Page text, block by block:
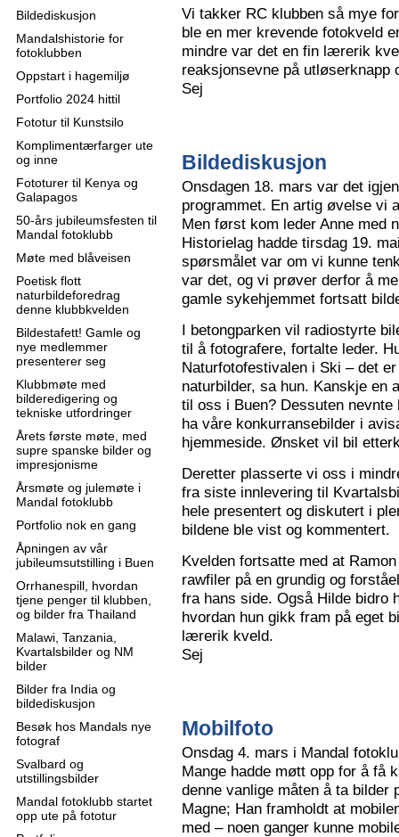
Bildediskusjon
Mandalshistorie for
fotoklubben
Oppstart i hagemiljø
Portfolio 2024 hittil
Fototur til Kunstsilo
Komplimentærfarger ute
og inne
Fototurer til Kenya og
Galapagos
50-års jubileumsfesten til
Mandal fotoklubb
Møte med blåveisen
Poetisk flott
naturbildeforedrag
denne klubbkvelden
Bildestafett! Gamle og
nye medlemmer
presenterer seg
Klubbmøte med
bilderedigering og
tekniske utfordringer
Årets første møte, med
supre spanske bilder og
impresjonisme
Årsmøte og julemøte i
Mandal fotoklubb
Portfolio nok en gang
Åpningen av vår
jubileumsutstilling i Buen
Orrhanespill, hvordan
tjene penger til klubben,
og bilder fra Thailand
Malawi, Tanzania,
Kvartalsbilder og NM
bilder
Bilder fra India og
bildediskusjon
Besøk hos Mandals nye
fotograf
Svalbard og
utstillingsbilder
Mandal fotoklubb startet
opp ute på fototur
Vi takker RC klubben så mye
ble en mer krevende fotokveld
mindre var det en fin lærerik
reaksjonsevne på utløserknapp
Sej
Bildediskusjon
Onsdagen 18. mars var det
programmet. En artig øvelse vi
Men først kom leder Anne med
Historielag hadde tirsdag 19.
spørsmålet var om vi kunne
var det, og vi prøver derfor å
gamle sykehjemmet fortsatt
I betongparken vil radiostyrte
til å fotografere, fortalte leder.
Naturfotofestivalen i Ski – det
naturbilder, sa hun. Kanskje en
til oss i Buen? Dessuten
ha våre konkurransebilder i
hjemmeside. Ønsket vil bil
Deretter plasserte vi oss i
fra siste innlevering til
hele presentert og diskutert i
bildene ble vist og kommentert.
Kvelden fortsatte med at
rawfiler på en grundig og
fra hans side. Også Hilde bidro
hvordan hun gikk fram på eget
lærerik kveld.
Sej
Mobilfoto
Onsdag 4. mars i Mandal
Mange hadde møtt opp for å få
denne vanlige måten å ta bilder
Magne; Han framholdt at
med – noen ganger kunne